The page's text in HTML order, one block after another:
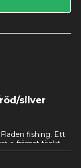
silver
fishing. Ett
o främst tänkt
och
tex abborre,